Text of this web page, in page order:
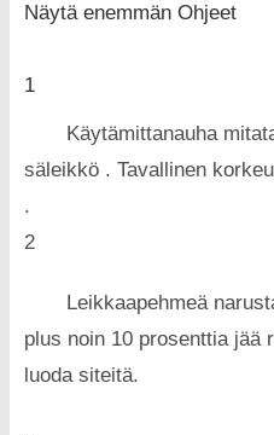
Näytä enemmän Ohjeet
1
Käytämittanauha
säleikkö . Tavallinen
.
2
Leikkaapehmeä
plus noin 10 prosenttia jää
luoda siteitä.